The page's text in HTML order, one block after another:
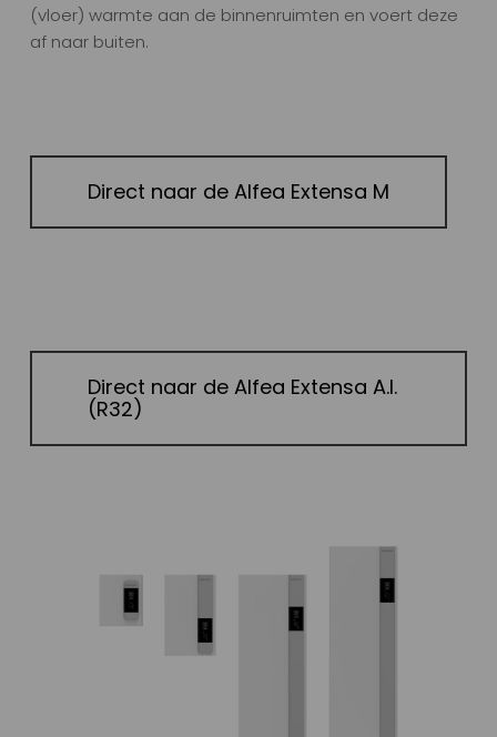
(vloer) warmte aan de binnenruimten en voert deze
af naar buiten.
Direct naar de Alfea Extensa M
Direct naar de Alfea Extensa A.I.
(R32)